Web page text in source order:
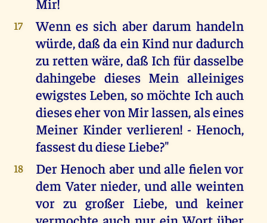
17
Wenn es sich aber darum handeln
würde, daß da ein Kind nur dadurch
zu retten wäre, daß Ich für dasselbe
dahingebe dieses Mein alleiniges
ewigstes Leben, so möchte Ich auch
dieses eher von Mir lassen, als eines
Meiner Kinder verlieren! - Henoch,
fassest du diese Liebe?"
18
Der Henoch aber und alle fielen vor
dem Vater nieder, und alle weinten
vor zu großer Liebe, und keiner